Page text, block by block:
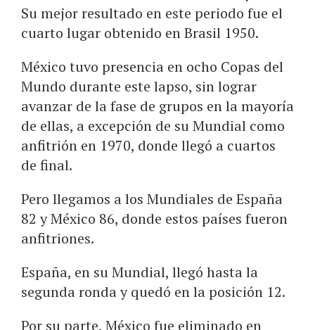
Su mejor resultado en este periodo fue el
cuarto lugar obtenido en Brasil 1950.
México tuvo presencia en ocho Copas del
Mundo durante este lapso, sin lograr
avanzar de la fase de grupos en la mayoría
de ellas, a excepción de su Mundial como
anfitrión en 1970, donde llegó a cuartos
de final.
Pero llegamos a los Mundiales de España
82 y México 86, donde estos países fueron
anfitriones.
España, en su Mundial, llegó hasta la
segunda ronda y quedó en la posición 12.
Por su parte, México fue eliminado en